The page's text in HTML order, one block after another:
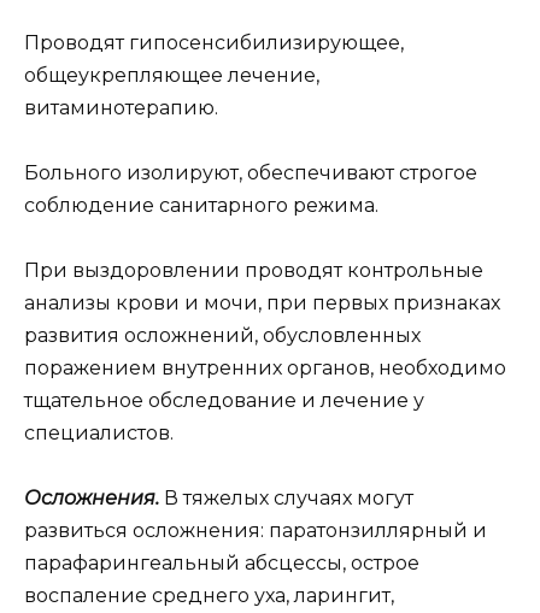
Проводят гипосенсибилизирующее,
общеукрепляющее лечение,
витаминотерапию.
Больного изолируют, обеспечивают строгое
соблюдение санитарного режима.
При выздоровлении проводят контрольные
анализы крови и мочи, при первых признаках
развития осложнений, обусловленных
поражением внутренних органов, необходимо
тщательное обследование и лечение у
специалистов.
Осложнения. В тяжелых случаях могут
развиться осложнения: паратонзиллярный и
парафарингеальный абсцессы, острое
воспаление среднего уха, ларингит,